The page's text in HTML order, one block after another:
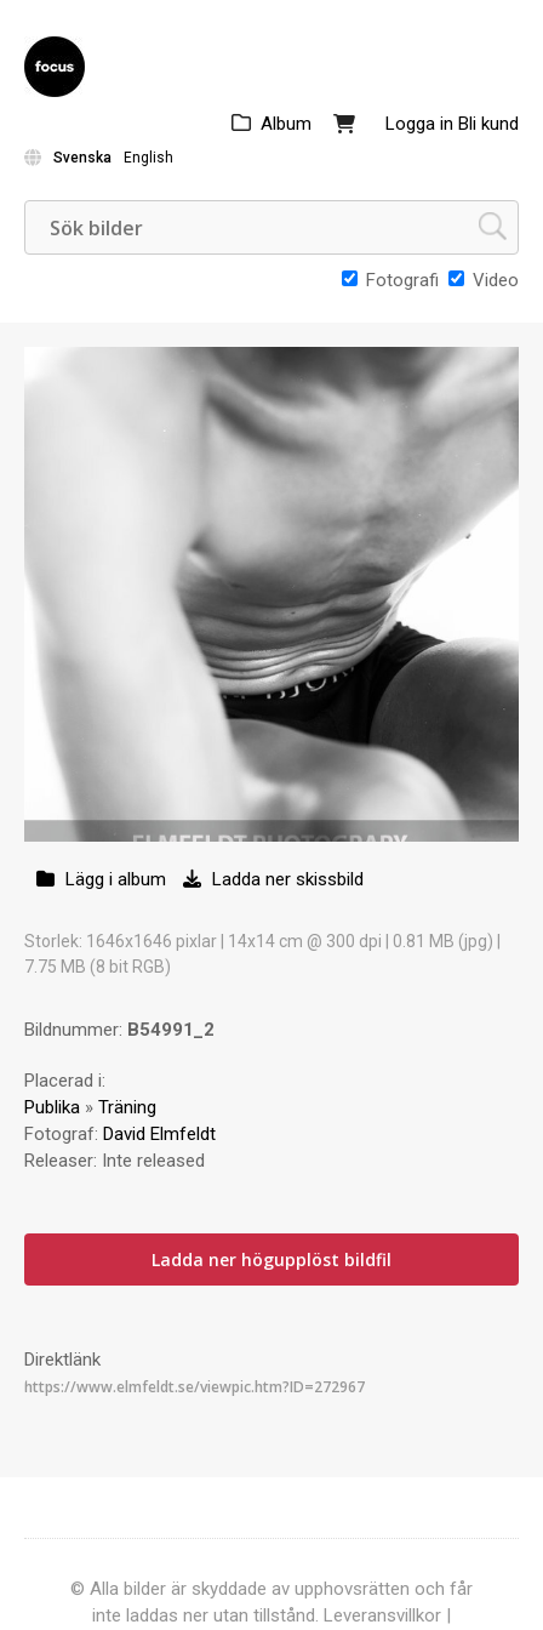
Logga in Bli kund
Album
Svenska English
Fotografi Video
Lägg i album Ladda ner skissbild
Storlek: 1646x1646 pixlar | 14x14 cm @ 300 dpi | 0.81 MB (jpg) |
7.75 MB (8 bit RGB)
Bildnummer: B54991_2
Placerad i:
Publika » Träning
Fotograf: David Elmfeldt
Releaser: Inte released
Ladda ner högupplöst bildfil
Direktlänk
© Alla bilder är skyddade av upphovsrätten och får
inte laddas ner utan tillstånd. Leveransvillkor |